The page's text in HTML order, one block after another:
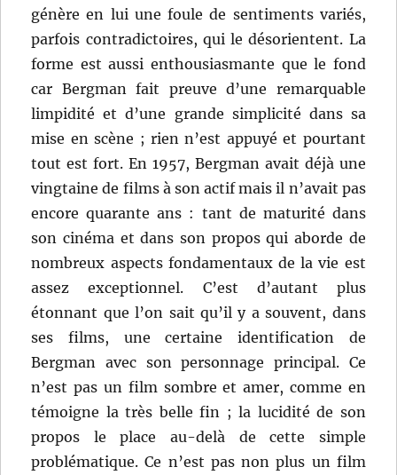
génère en lui une foule de sentiments variés,
parfois contradictoires, qui le désorientent. La
forme est aussi enthousiasmante que le fond
car Bergman fait preuve d’une remarquable
limpidité et d’une grande simplicité dans sa
mise en scène ; rien n’est appuyé et pourtant
tout est fort. En 1957, Bergman avait déjà une
vingtaine de films à son actif mais il n’avait pas
encore quarante ans : tant de maturité dans
son cinéma et dans son propos qui aborde de
nombreux aspects fondamentaux de la vie est
assez exceptionnel. C’est d’autant plus
étonnant que l’on sait qu’il y a souvent, dans
ses films, une certaine identification de
Bergman avec son personnage principal. Ce
n’est pas un film sombre et amer, comme en
témoigne la très belle fin ; la lucidité de son
propos le place au-delà de cette simple
problématique. Ce n’est pas non plus un film